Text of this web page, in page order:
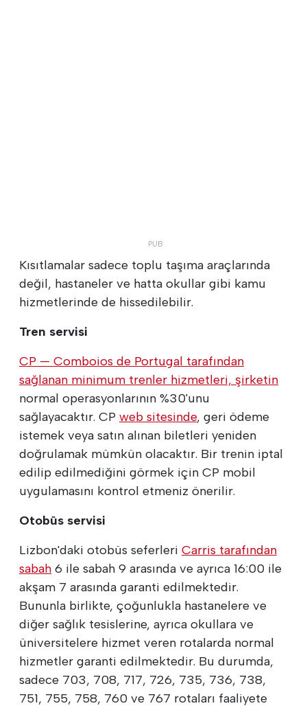
Kısıtlamalar sadece toplu taşıma araçlarında
değil, hastaneler ve hatta okullar gibi kamu
hizmetlerinde de hissedilebilir.
Tren servisi
CP — Comboios de Portugal tarafından
sağlanan minimum trenler hizmetleri, şirketin
normal operasyonlarının %30'unu
sağlayacaktır. CP web sitesinde, geri ödeme
istemek veya satın alınan biletleri yeniden
doğrulamak mümkün olacaktır. Bir trenin iptal
edilip edilmediğini görmek için CP mobil
uygulamasını kontrol etmeniz önerilir.
Otobüs servisi
Lizbon'daki otobüs seferleri Carris tarafından
sabah 6 ile sabah 9 arasında ve ayrıca 16:00 ile
akşam 7 arasında garanti edilmektedir.
Bununla birlikte, çoğunlukla hastanelere ve
diğer sağlık tesislerine, ayrıca okullara ve
üniversitelere hizmet veren rotalarda normal
hizmetler garanti edilmektedir. Bu durumda,
sadece 703, 708, 717, 726, 735, 736, 738,
751, 755, 758, 760 ve 767 rotaları faaliyete